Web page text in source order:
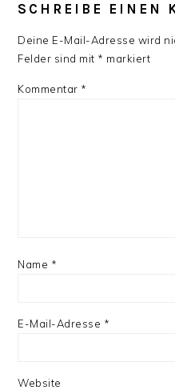
SCHREIBE EINEN
Deine E-Mail-Adresse wird
Felder sind mit * markiert
Kommentar *
Name *
E-Mail-Adresse *
Website